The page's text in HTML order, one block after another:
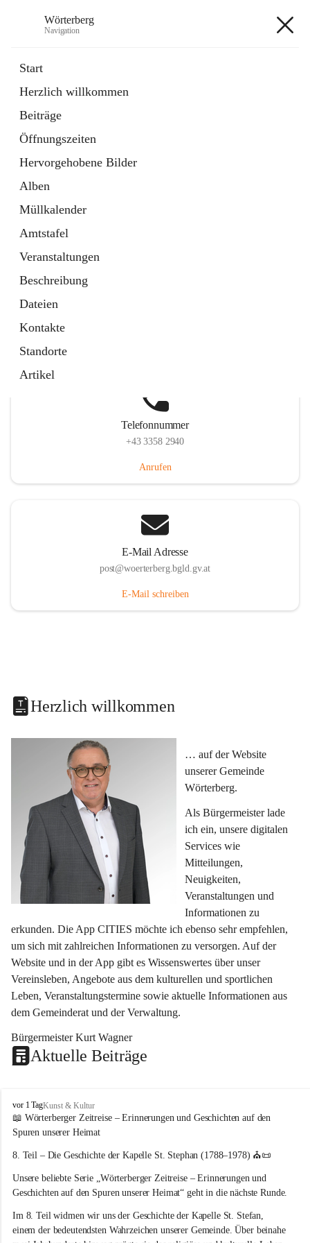
Wörterberg
Navigation
Start
Herzlich willkommen
Beiträge
Öffnungszeiten
Hervorgehobene Bilder
Alben
Müllkalender
Amtstafel
Veranstaltungen
Beschreibung
Dateien
Kontakte
Standorte
Artikel
5 Schnellzugriffe
Bürgerservice
9 Schnellzugriffe
Telefonnummer
+43 3358 2940
Anrufen
E-Mail Adresse
post@woerterberg.bgld.gv.at
E-Mail schreiben
Herzlich willkommen
… auf der Website
unserer Gemeinde
Wörterberg.
Als Bürgermeister lade
ich ein, unsere digitalen
Services wie
Mitteilungen,
Neuigkeiten,
Veranstaltungen und
Informationen zu
erkunden. Die App CITIES möchte ich ebenso sehr empfehlen,
um sich mit zahlreichen Informationen zu versorgen. Auf der
Website und in der App gibt es Wissenswertes über unser
Vereinsleben, Angebote aus dem kulturellen und sportlichen
Leben, Veranstaltungstermine sowie aktuelle Informationen aus
dem Gemeinderat und der Verwaltung.
Bürgermeister Kurt Wagner
Aktuelle Beiträge
W
ö
r
e
b
e
g
vor 1 TagKunst & Kultur
📖 Wörterberger Zeitreise – Erinnerungen und Geschichten auf den
Spuren unserer Heimat
8. Teil – Die Geschichte der Kapelle St. Stephan (1788–1978) ⛪📜
Unsere beliebte Serie „Wörterberger Zeitreise – Erinnerungen und
Geschichten auf den Spuren unserer Heimat“ geht in die nächste Runde.
Im 8. Teil widmen wir uns der Geschichte der Kapelle St. Stefan,
einem der bedeutendsten Wahrzeichen unserer Gemeinde. Über beinahe